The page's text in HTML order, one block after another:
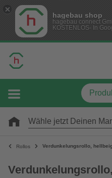
hagebau shop
hagebau connect
KOSTENLOS- In
Wähle jetzt Deinen
Rollos Verdunkelungsrollo,
Verdunkelungsrollo,